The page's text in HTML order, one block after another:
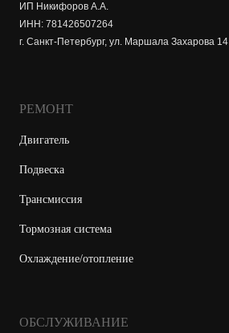
ИП Никифоров А.А.
ИНН: 781426507264
г. Санкт-Петербург, ул. Маршала Захарова 14
РЕМОНТ
Двигатель
Подвеска
Трансмиссия
Тормозная система
Охлаждение/отопление
ОБСЛУЖИВАНИЕ